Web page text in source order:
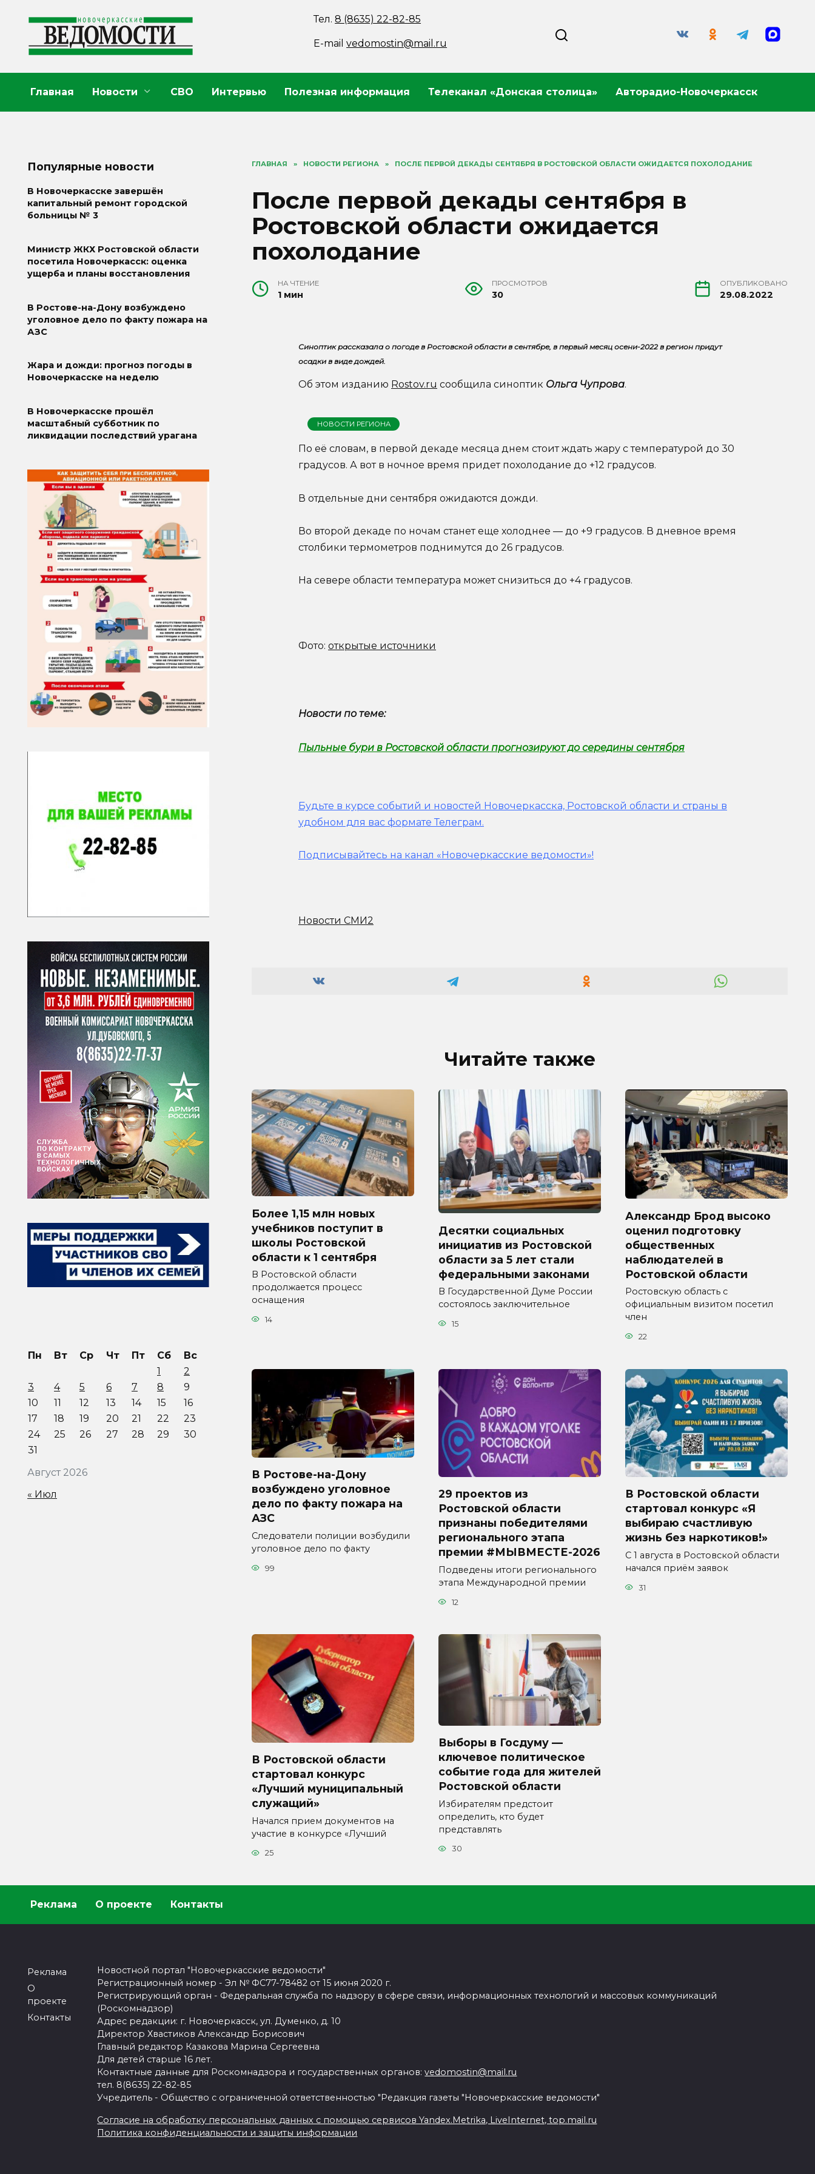
содержанию
Тел.8 (8635) 22-82-85
E-mailvedomostin@mail.ru
Главная Новости СВО Интервью Полезная информация Телеканал «Донская столица» Авторадио-Новочеркасск
ГЛАВНАЯ » НОВОСТИ РЕГИОНА » ПОСЛЕ ПЕРВОЙ ДЕКАДЫ СЕНТЯБРЯ В РОСТОВСКОЙ ОБЛАСТИ ОЖИДАЕТСЯ ПОХОЛОДАНИЕ
После первой декады сентября в
Ростовской области ожидается
похолодание
НА ЧТЕНИЕ
1 мин
ПРОСМОТРОВ
30
ОПУБЛИКОВАНО
29.08.2022
Синоптик рассказала о погоде в Ростовской области в сентябре, в первый месяц осени-2022 в регион придут
осадки в виде дождей.
Об этом изданию Rostov.ru сообщила синоптик Ольга Чупрова.
НОВОСТИ РЕГИОНА
По её словам, в первой декаде месяца днем стоит ждать жару с температурой до 30
градусов. А вот в ночное время придет похолодание до +12 градусов.
В отдельные дни сентября ожидаются дожди.
Во второй декаде по ночам станет еще холоднее — до +9 градусов. В дневное время
столбики термометров поднимутся до 26 градусов.
На севере области температура может снизиться до +4 градусов.
Фото: открытые источники
Новости по теме:
Пыльные бури в Ростовской области прогнозируют до середины сентября
Будьте в курсе событий и новостей Новочеркасска, Ростовской области и страны в
удобном для вас формате Телеграм.
Подписывайтесь на канал «Новочеркасские ведомости»!
Новости СМИ2
Читайте также
Более 1,15 млн новых
учебников поступит в
школы Ростовской
области к 1 сентября
В Ростовской области
продолжается процесс
оснащения
14
Десятки социальных
инициатив из Ростовской
области за 5 лет стали
федеральными законами
В Государственной Думе России
состоялось заключительное
15
Александр Брод высоко
оценил подготовку
общественных
наблюдателей в
Ростовской области
Ростовскую область с
официальным визитом посетил
член
22
В Ростове-на-Дону
возбуждено уголовное
дело по факту пожара на
АЗС
Следователи полиции возбудили
уголовное дело по факту
99
29 проектов из
Ростовской области
признаны победителями
регионального этапа
премии #МЫВМЕСТЕ-2026
Подведены итоги регионального
этапа Международной премии
12
В Ростовской области
стартовал конкурс «Я
выбираю счастливую
жизнь без наркотиков!»
С 1 августа в Ростовской области
начался приём заявок
31
В Ростовской области
стартовал конкурс
«Лучший муниципальный
служащий»
Начался прием документов на
участие в конкурсе «Лучший
25
Выборы в Госдуму —
ключевое политическое
событие года для жителей
Ростовской области
Избирателям предстоит
определить, кто будет
представлять
30
Популярные новости
В Новочеркасске завершён
капитальный ремонт городской
больницы № 3
Министр ЖКХ Ростовской области
посетила Новочеркасск: оценка
ущерба и планы восстановления
В Ростове-на-Дону возбуждено
уголовное дело по факту пожара на
АЗС
Жара и дожди: прогноз погоды в
Новочеркасске на неделю
В Новочеркасске прошёл
масштабный субботник по
ликвидации последствий урагана
Август 2026
Пн Вт Ср Чт Пт Сб
Вс
1
2
3
4 5 6 7 8
9
10
11 12 13 14 15
16
17
18 19 20 21 22
23
24
25 26 27 28 29
30
31
« Июл
Реклама О проекте Контакты
Реклама
О
проекте
Контакты
Новостной портал "Новочеркасские ведомости"
Регистрационный номер - Эл № ФС77-78482 от 15 июня 2020 г.
Регистрирующий орган - Федеральная служба по надзору в сфере связи, информационных технологий и массовых коммуникаций
(Роскомнадзор)
Адрес редакции: г. Новочеркасск, ул. Думенко, д. 10
Директор Хвастиков Александр Борисович
Главный редактор Казакова Марина Сергеевна
Для детей старше 16 лет.
Контактные данные для Роскомнадзора и государственных органов:vedomostin@mail.ru
тел. 8(8635) 22-82-85
Учредитель - Общество с ограниченной ответственностью "Редакция газеты "Новочеркасские ведомости"
Согласие на обработку персональных данных с помощью сервисов Yandex.Metrika, LiveInternet, top.mail.ru
Политика конфиденциальности и защиты информации